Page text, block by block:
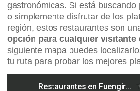
gastronómicas. Si está buscando
o simplemente disfrutar de los
región, estos restaurantes son
opción para cualquier visitante
siguiente mapa puedes
tu ruta para probar los mejores